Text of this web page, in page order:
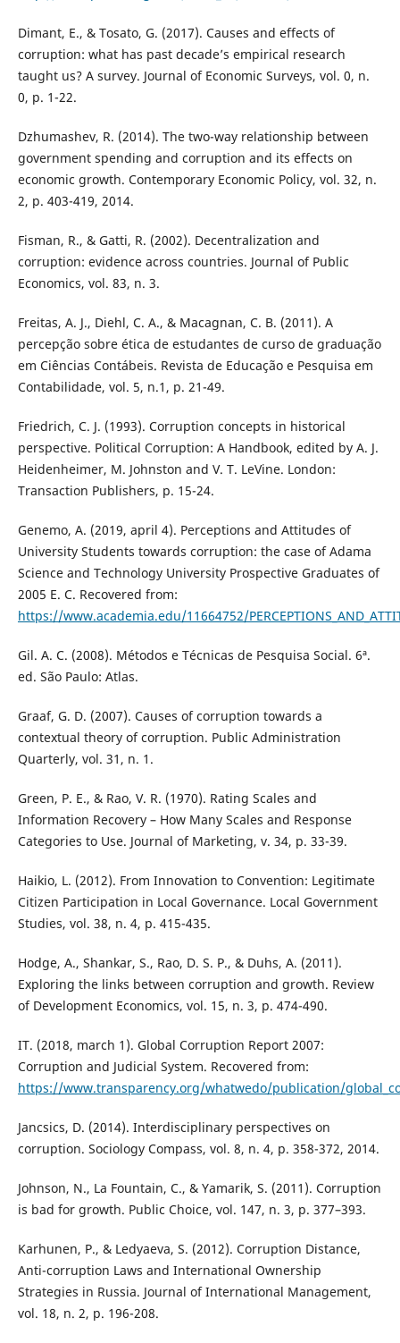
Dimant, E., & Tosato, G. (2017). Causes and effects of
corruption: what has past decade’s empirical research
taught us? A survey. Journal of Economic Surveys, vol. 0, n.
0, p. 1-22.
Dzhumashev, R. (2014). The two-way relationship between
government spending and corruption and its effects on
economic growth. Contemporary Economic Policy, vol. 32, n.
2, p. 403-419, 2014.
Fisman, R., & Gatti, R. (2002). Decentralization and
corruption: evidence across countries. Journal of Public
Economics, vol. 83, n. 3.
Freitas, A. J., Diehl, C. A., & Macagnan, C. B. (2011). A
percepção sobre ética de estudantes de curso de graduação
em Ciências Contábeis. Revista de Educação e Pesquisa em
Contabilidade, vol. 5, n.1, p. 21-49.
Friedrich, C. J. (1993). Corruption concepts in historical
perspective. Political Corruption: A Handbook, edited by A. J.
Heidenheimer, M. Johnston and V. T. LeVine. London:
Transaction Publishers, p. 15-24.
Genemo, A. (2019, april 4). Perceptions and Attitudes of
University Students towards corruption: the case of Adama
Science and Technology University Prospective Graduates of
2005 E. C. Recovered from:
https://www.academia.edu/11664752/
Gil. A. C. (2008). Métodos e Técnicas de Pesquisa Social. 6ª.
ed. São Paulo: Atlas.
Graaf, G. D. (2007). Causes of corruption towards a
contextual theory of corruption. Public Administration
Quarterly, vol. 31, n. 1.
Green, P. E., & Rao, V. R. (1970). Rating Scales and
Information Recovery – How Many Scales and Response
Categories to Use. Journal of Marketing, v. 34, p. 33-39.
Haikio, L. (2012). From Innovation to Convention: Legitimate
Citizen Participation in Local Governance. Local Government
Studies, vol. 38, n. 4, p. 415-435.
Hodge, A., Shankar, S., Rao, D. S. P., & Duhs, A. (2011).
Exploring the links between corruption and growth. Review
of Development Economics, vol. 15, n. 3, p. 474-490.
IT. (2018, march 1). Global Corruption Report 2007:
Corruption and Judicial System. Recovered from:
https://www.transparency.org/whatwedo/publication/
Jancsics, D. (2014). Interdisciplinary perspectives on
corruption. Sociology Compass, vol. 8, n. 4, p. 358-372, 2014.
Johnson, N., La Fountain, C., & Yamarik, S. (2011). Corruption
is bad for growth. Public Choice, vol. 147, n. 3, p. 377–393.
Karhunen, P., & Ledyaeva, S. (2012). Corruption Distance,
Anti-corruption Laws and International Ownership
Strategies in Russia. Journal of International Management,
vol. 18, n. 2, p. 196-208.